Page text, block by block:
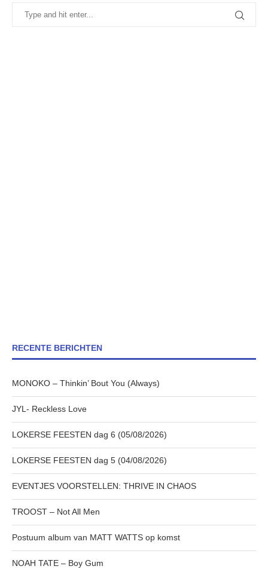
RECENTE BERICHTEN
MONOKO – Thinkin’ Bout You (Always)
JYL- Reckless Love
LOKERSE FEESTEN dag 6 (05/08/2026)
LOKERSE FEESTEN dag 5 (04/08/2026)
EVENTJES VOORSTELLEN: THRIVE IN CHAOS
TROOST – Not All Men
Postuum album van MATT WATTS op komst
NOAH TATE – Boy Gum